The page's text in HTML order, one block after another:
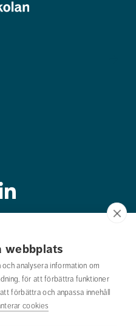
webbplats
analysera information om
för att förbättra funktioner
förbättra och anpassa innehåll
cookies